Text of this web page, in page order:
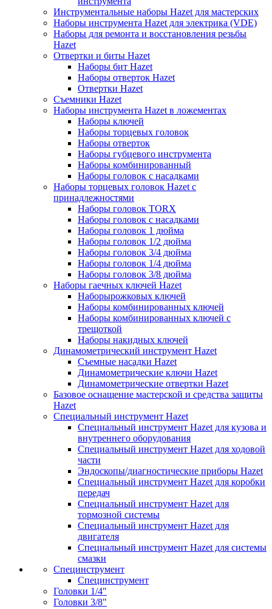
Инструментальные наборы Hazet для мастерских
Наборы инструмента Hazet для электрика (VDE)
Наборы для ремонта и восстановления резьбы
Hazet
Отвертки и биты Hazet
Наборы бит Hazet
Наборы отверток Hazet
Отвертки Hazet
Съемники Hazet
Наборы инструмента Hazet в ложементах
Наборы ключей
Наборы торцевых головок
Наборы отверток
Наборы губцевого инструмента
Наборы комбинированный
Наборы головок с насадками
Наборы торцевых головок Hazet с
принадлежностями
Наборы головок TORX
Наборы головок с насадками
Наборы головок 1 дюйма
Наборы головок 1/2 дюйма
Наборы головок 3/4 дюйма
Наборы головок 1/4 дюйма
Наборы головок 3/8 дюйма
Наборы гаечных ключей Hazet
Наборырожковых ключей
Наборы комбинированных ключей
Наборы комбинированных ключей с
трещоткой
Наборы накидных ключей
Динамометрический инструмент Hazet
Съемные насадки Hazet
Динамометрические ключи Hazet
Динамометрические отвертки Hazet
Базовое оснащение мастерской и средства защиты
Hazet
Специальный инструмент Hazet
Специальный инструмент Hazet для кузова и
внутреннего оборудования
Специальный инструмент Hazet для ходовой
части
Эндоскопы/диагностические приборы Hazet
Специальный инструмент Hazet для коробки
передач
Специальный инструмент Hazet для
тормозной системы
Специальный инструмент Hazet для
двигателя
Специальный инструмент Hazet для системы
смазки
Специнструмент
Специнструмент
Головки 1/4"
Головки 3/8"